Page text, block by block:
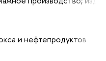
и нефтепродуктов